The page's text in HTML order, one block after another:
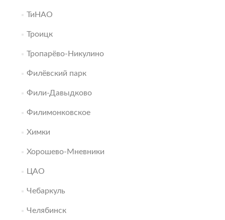
ТиНАО
Троицк
Тропарёво-Никулино
Филёвский парк
Фили-Давыдково
Филимонковское
Химки
Хорошево-Мневники
ЦАО
Чебаркуль
Челябинск